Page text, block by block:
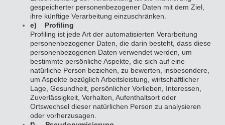
gespeicherter personenbezogener Daten mit dem Ziel,
ihre künftige Verarbeitung einzuschränken.
e) Profiling
Profiling ist jede Art der automatisierten Verarbeitung
personenbezogener Daten, die darin besteht, dass diese
personenbezogenen Daten verwendet werden, um
bestimmte persönliche Aspekte, die sich auf eine
natürliche Person beziehen, zu bewerten, insbesondere,
um Aspekte bezüglich Arbeitsleistung, wirtschaftlicher
Lage, Gesundheit, persönlicher Vorlieben, Interessen,
Zuverlässigkeit, Verhalten, Aufenthaltsort oder
Ortswechsel dieser natürlichen Person zu analysieren
oder vorherzusagen.